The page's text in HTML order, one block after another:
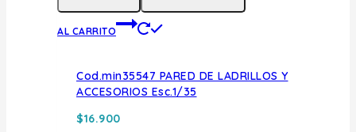
AL CARRITO
Cod.min35547 PARED DE LADRILLOS Y
ACCESORIOS Esc.1/35
$16.900